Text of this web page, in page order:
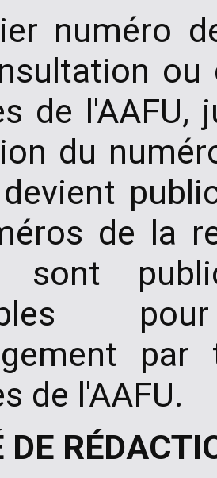
numéro
ou
de l'AAFU,
du
de la
sont
de l'AAFU.
DE